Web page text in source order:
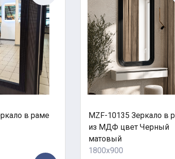
в раме
MZF-10135 Зеркало в
из МДФ цвет Черный
матовый
1800x900